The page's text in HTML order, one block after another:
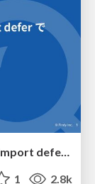
TypeScript 5.9 で使えるようになった import defer でパフォーマンス最適化を実現する
1 2.8k